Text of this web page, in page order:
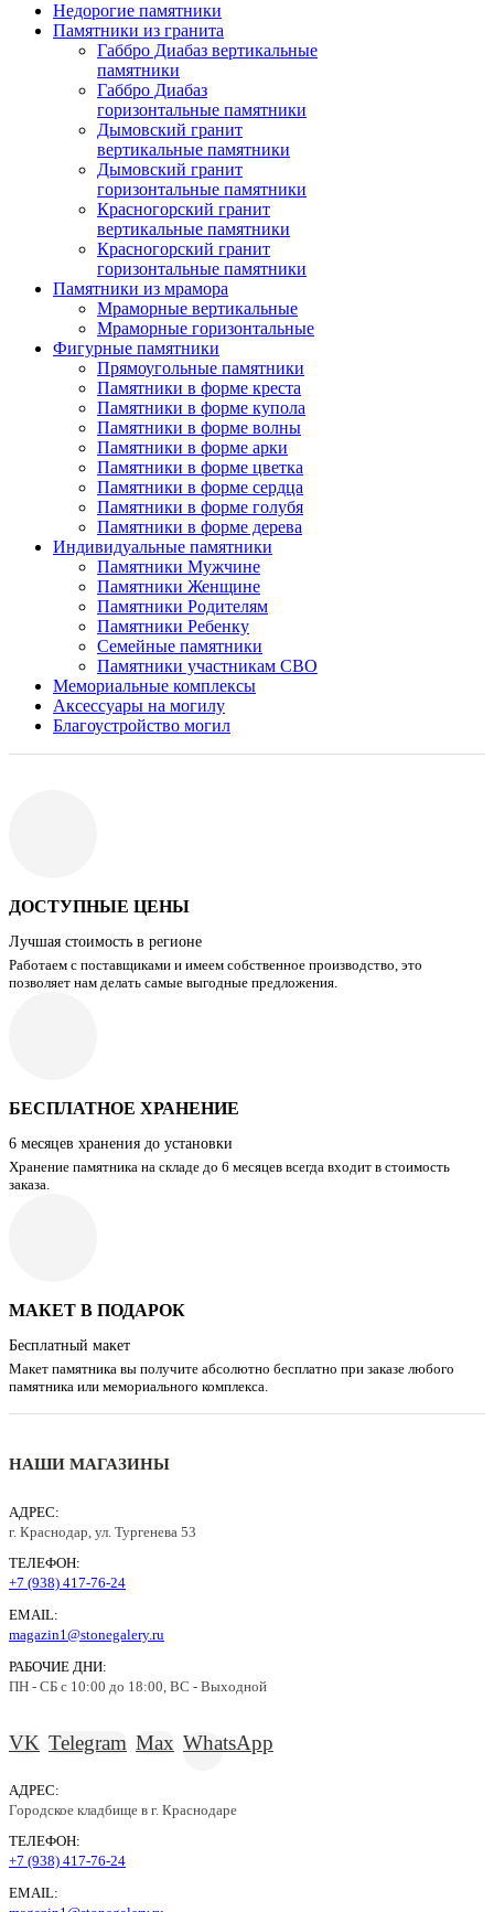
Недорогие памятники
Памятники из гранита
Габбро Диабаз вертикальные
памятники
Габбро Диабаз
горизонтальные памятники
Дымовский гранит
вертикальные памятники
Дымовский гранит
горизонтальные памятники
Красногорский гранит
вертикальные памятники
Красногорский гранит
горизонтальные памятники
Памятники из мрамора
Мраморные вертикальные
Мраморные горизонтальные
Фигурные памятники
Прямоугольные памятники
Памятники в форме креста
Памятники в форме купола
Памятники в форме волны
Памятники в форме арки
Памятники в форме цветка
Памятники в форме сердца
Памятники в форме голубя
Памятники в форме дерева
Индивидуальные памятники
Памятники Мужчине
Памятники Женщине
Памятники Родителям
Памятники Ребенку
Семейные памятники
Памятники участникам СВО
Мемориальные комплексы
Аксессуары на могилу
Благоустройство могил
ДОСТУПНЫЕ ЦЕНЫ
Лучшая стоимость в регионе
Работаем с поставщиками и имеем собственное производство, это
позволяет нам делать самые выгодные предложения.
БЕСПЛАТНОЕ ХРАНЕНИЕ
6 месяцев хранения до установки
Хранение памятника на складе до 6 месяцев всегда входит в стоимость
заказа.
МАКЕТ В ПОДАРОК
Бесплатный макет
Макет памятника вы получите абсолютно бесплатно при заказе любого
памятника или мемориального комплекса.
НАШИ МАГАЗИНЫ
АДРЕС:
г. Краснодар, ул. Тургенева 53
ТЕЛЕФОН:
+7 (938) 417-76-24
EMAIL:
magazin1@stonegalery.ru
РАБОЧИЕ ДНИ:
ПН - СБ с 10:00 до 18:00, ВС - Выходной
VK Telegram Max WhatsApp
АДРЕС:
Городское кладбище в г. Краснодаре
ТЕЛЕФОН:
+7 (938) 417-76-24
EMAIL: